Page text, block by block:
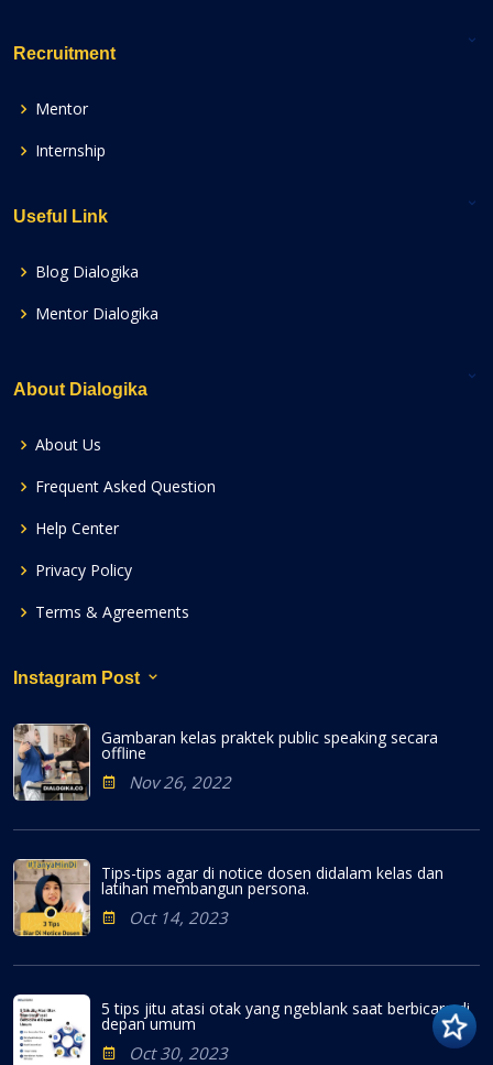
Recruitment
Mentor
Internship
Useful Link
Blog Dialogika
Mentor Dialogika
About Dialogika
About Us
Frequent Asked Question
Help Center
Privacy Policy
Terms & Agreements
Instagram Post
Gambaran kelas praktek public speaking secara
offline
Nov 26, 2022
Tips-tips agar di notice dosen didalam kelas dan
latihan membangun persona.
Oct 14, 2023
5 tips jitu atasi otak yang ngeblank saat berbicara di
depan umum
Oct 30, 2023